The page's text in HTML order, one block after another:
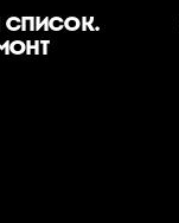
СПИСОК.